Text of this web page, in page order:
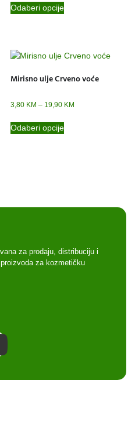
Odaberi opcije
Mirisno ulje Crveno voće
3,80 KM – 19,90 KM
Odaberi opcije
za prodaju, distribuciju i
za kozmetičku